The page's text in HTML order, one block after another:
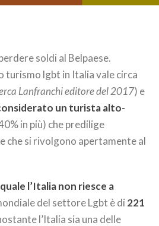
soldi al Belpaese.
turismo lgbt in Italia vale circa
Lanfranchi editore del 2017) e
un turista alto-
in più) che predilige
che si rivolgono apertamente al
l’Italia non riesce a
del settore Lgbt è di 221
l’Italia sia una delle